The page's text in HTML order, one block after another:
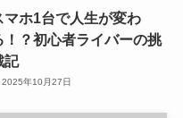
マホ1台で人生が変わ
！？初心者ライバーの挑
記
2025年10月27日